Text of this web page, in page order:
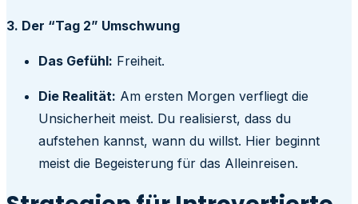
3. Der “Tag 2” Umschwung
Das Gefühl: Freiheit.
Die Realität: Am ersten Morgen verfliegt die
Unsicherheit meist. Du realisierst, dass du
aufstehen kannst, wann du willst. Hier beginnt
meist die Begeisterung für das Alleinreisen.